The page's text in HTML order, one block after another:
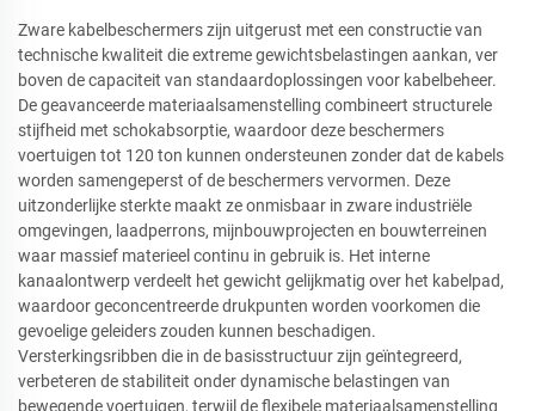
Zware kabelbeschermers zijn uitgerust met een constructie van
technische kwaliteit die extreme gewichtsbelastingen aankan, ver
boven de capaciteit van standaardoplossingen voor kabelbeheer.
De geavanceerde materiaalsamenstelling combineert structurele
stijfheid met schokabsorptie, waardoor deze beschermers
voertuigen tot 120 ton kunnen ondersteunen zonder dat de kabels
worden samengeperst of de beschermers vervormen. Deze
uitzonderlijke sterkte maakt ze onmisbaar in zware industriële
omgevingen, laadperrons, mijnbouwprojecten en bouwterreinen
waar massief materieel continu in gebruik is. Het interne
kanaalontwerp verdeelt het gewicht gelijkmatig over het kabelpad,
waardoor geconcentreerde drukpunten worden voorkomen die
gevoelige geleiders zouden kunnen beschadigen.
Versterkingsribben die in de basisstructuur zijn geïntegreerd,
verbeteren de stabiliteit onder dynamische belastingen van
bewegende voertuigen, terwijl de flexibele materiaalsamenstelling